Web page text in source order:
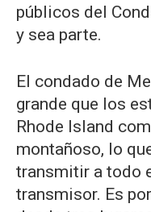
públicos del
y sea parte.
El condado de
grande que los
Rhode Island
montañoso, lo
transmitir a todo
transmisor. Es